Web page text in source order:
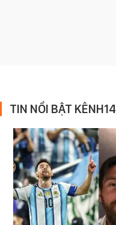
TIN NỔI BẬT KÊNH14